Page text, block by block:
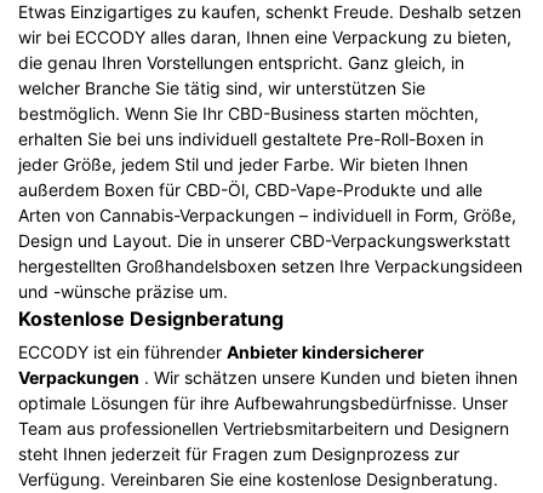
Etwas Einzigartiges zu kaufen, schenkt Freude. Deshalb setzen
wir bei ECCODY alles daran, Ihnen eine Verpackung zu bieten,
die genau Ihren Vorstellungen entspricht. Ganz gleich, in
welcher Branche Sie tätig sind, wir unterstützen Sie
bestmöglich. Wenn Sie Ihr CBD-Business starten möchten,
erhalten Sie bei uns individuell gestaltete Pre-Roll-Boxen in
jeder Größe, jedem Stil und jeder Farbe. Wir bieten Ihnen
außerdem Boxen für CBD-Öl, CBD-Vape-Produkte und alle
Arten von Cannabis-Verpackungen – individuell in Form, Größe,
Design und Layout. Die in unserer CBD-Verpackungswerkstatt
hergestellten Großhandelsboxen setzen Ihre Verpackungsideen
und -wünsche präzise um.
Kostenlose Designberatung
ECCODY ist ein führender Anbieter kindersicherer
Verpackungen . Wir schätzen unsere Kunden und bieten ihnen
optimale Lösungen für ihre Aufbewahrungsbedürfnisse. Unser
Team aus professionellen Vertriebsmitarbeitern und Designern
steht Ihnen jederzeit für Fragen zum Designprozess zur
Verfügung. Vereinbaren Sie eine kostenlose Designberatung.